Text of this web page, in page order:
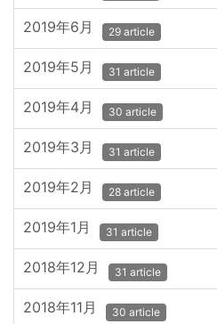
2019年6月 29 article
2019年5月 31 article
2019年4月 30 article
2019年3月 31 article
2019年2月 28 article
2019年1月 31 article
2018年12月 31 article
2018年11月 30 article